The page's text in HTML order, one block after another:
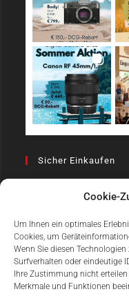
Cookie-
Um Ihnen ein optimales
Cookies, um
Wenn Sie diesen
Surfverhalten oder eindeutige
Ihre Zustimmung nicht
Merkmale und Funktionen
Sicher Einkaufen
Einfach Online